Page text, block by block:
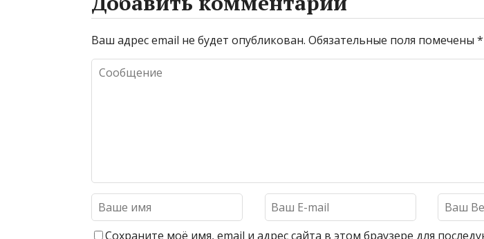
Ваш адрес email не будет опубликован. Обязательные поля помечены *
Сохраните моё имя, email и адрес сайта в этом браузере для